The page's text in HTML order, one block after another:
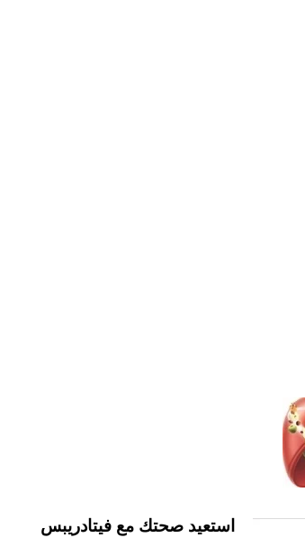
استعيد صحتك مع فيتادريبس